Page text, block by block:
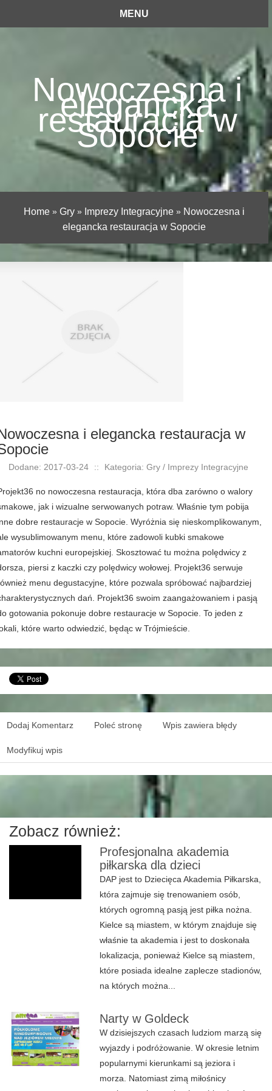
MENU
Nowoczesna i
elegancka
restauracja w
Sopocie
Home » Gry » Imprezy Integracyjne » Nowoczesna i
elegancka restauracja w Sopocie
i elegancka restauracja w
Dodane: 2017-03-24 :: Kategoria: Gry / Imprezy Integracyjne
no nowoczesna restauracja, która dba zarówno o walory
jak i wizualne serwowanych potraw. Właśnie tym pobija
dobre restauracje w Sopocie. Wyróżnia się nieskomplikowanym,
wysublimowanym menu, które zadowoli kubki smakowe
kuchni europejskiej. Skosztować tu można polędwicy z
piersi z kaczki czy polędwicy wołowej. Projekt36 serwuje
menu degustacyjne, które pozwala spróbować najbardziej
dań. Projekt36 swoim zaangażowaniem i pasją
gotowania pokonuje dobre restauracje w Sopocie. To jeden z
które warto odwiedzić, będąc w Trójmieście.
Dodaj Komentarz Poleć stronę Wpis zawiera błędy
Modyfikuj wpis
Zobacz również:
Profesjonalna akademia
piłkarska dla dzieci
DAP jest to Dziecięca Akademia Piłkarska,
która zajmuje się trenowaniem osób,
których ogromną pasją jest piłka nożna.
Kielce są miastem, w którym znajduje się
właśnie ta akademia i jest to doskonała
lokalizacja, ponieważ Kielce są miastem,
które posiada idealne zaplecze stadionów,
na których można...
Narty w Goldeck
W dzisiejszych czasach ludziom marzą się
wyjazdy i podróżowanie. W okresie letnim
popularnymi kierunkami są jeziora i
morza. Natomiast zimą miłośnicy